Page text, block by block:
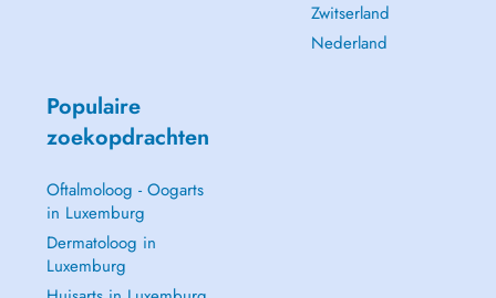
Zwitserland
Nederland
Populaire
zoekopdrachten
Oftalmoloog - Oogarts
in Luxemburg
Dermatoloog in
Luxemburg